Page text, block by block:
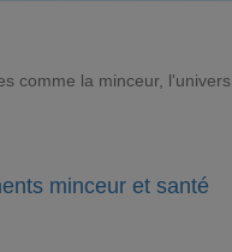
comme la minceur, l'univers
minceur et santé